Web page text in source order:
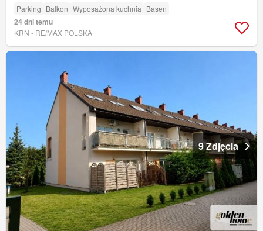
Parking Balkon Wyposażona kuchnia Basen
24 dni temu
KRN - RE/MAX POLSKA
9 Zdjęcia